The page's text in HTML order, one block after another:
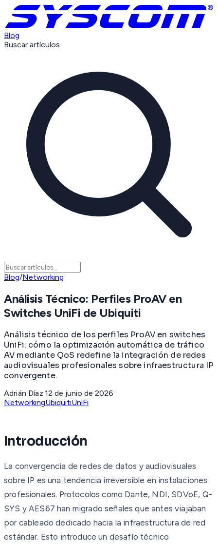
Blog
Buscar artículos
Blog/Networking
Análisis Técnico: Perfiles ProAV en
Switches UniFi de Ubiquiti
Análisis técnico de los perfiles ProAV en switches
UniFi: cómo la optimización automática de tráfico
AV mediante QoS redefine la integración de redes
audiovisuales profesionales sobre infraestructura IP
convergente.
Adrián Díaz·12 de junio de 2026·
NetworkingUbiquitiUniFi
Introducción
La convergencia de redes de datos y audiovisuales
sobre IP es una tendencia irreversible en instalaciones
profesionales. Protocolos como Dante, NDI, SDVoE, Q-
SYS y AES67 han migrado señales que antes viajaban
por cableado dedicado hacia la infraestructura de red
estándar. Esto introduce un desafío técnico